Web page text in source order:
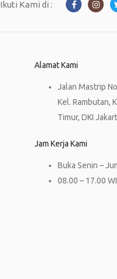
Ikuti Kami di :
Alamat Kami
Jalan Mastrip
Kel. Rambutan,
Timur, DKI
Jam Kerja Kami
Buka Senin –
08.00 – 17.00